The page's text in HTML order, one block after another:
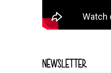
NEWSLETTER